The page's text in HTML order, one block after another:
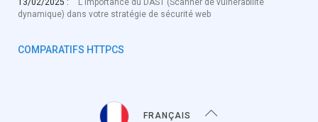
13/02/2025 :
L'importance du DAST (Scanner de vulnérabilité
dynamique) dans votre stratégie de sécurité web
COMPARATIFS HTTPCS
FRANÇAIS